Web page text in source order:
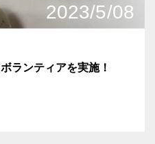
2023/5/08
ランティアを実施！